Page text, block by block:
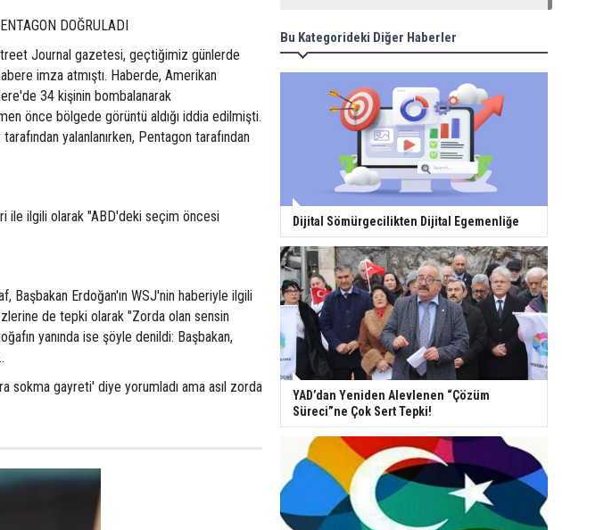
DOĞRULADI
Journal gazetesi, geçtiğimiz günlerde
imza atmıştı. Haberde, Amerikan
34 kişinin bombalanarak
önce bölgede görüntü aldığı iddia edilmişti.
yalanlanırken, Pentagon tarafından
ile ilgili olarak "ABD'deki seçim öncesi
Başbakan Erdoğan'ın WSJ'nin haberiyle ilgili
de tepki olarak "Zorda olan sensin
yanında ise şöyle denildi: Başbakan,
sokma gayreti' diye yorumladı ama asıl zorda
Bu Kategorideki Diğer Haberler
Dijital Sömürgecilikten Dijital Egemenliğe
YAD’dan Yeniden Alevlenen “Çözüm
Süreci”ne Çok Sert Tepki!